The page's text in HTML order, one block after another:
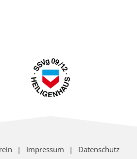
Impressum Datenschutz